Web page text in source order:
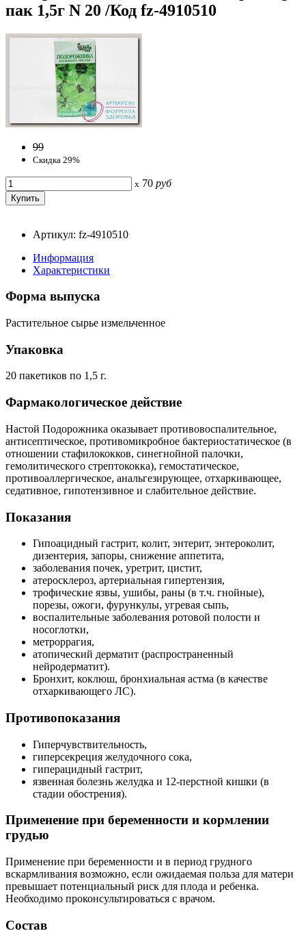
пак 1,5г N 20 /Код fz-4910510
99
Скидка 29%
x 70 руб
Артикул: fz-4910510
Информация
Характеристики
Форма выпуска
Растительное сырье измельченное
Упаковка
20 пакетиков по 1,5 г.
Фармакологическое действие
Настой Подорожника оказывает противовоспалительное,
антисептическое, противомикробное бактериостатическое (в
отношении стафилококков, синегнойной палочки,
гемолитического стрептококка), гемостатическое,
противоаллергическое, анальгезирующее, отхаркивающее,
седативное, гипотензивное и слабительное действие.
Показания
Гипоацидный гастрит, колит, энтерит, энтероколит,
дизентерия, запоры, снижение аппетита,
заболевания почек, уретрит, цистит,
атеросклероз, артериальная гипертензия,
трофические язвы, ушибы, раны (в т.ч. гнойные),
порезы, ожоги, фурункулы, угревая сыпь,
воспалительные заболевания ротовой полости и
носоглотки,
метроррагия,
атопический дерматит (распространенный
нейродерматит).
Бронхит, коклюш, бронхиальная астма (в качестве
отхаркивающего ЛС).
Противопоказания
Гиперчувствительность,
гиперсекреция желудочного сока,
гиперацидный гастрит,
язвенная болезнь желудка и 12-перстной кишки (в
стадии обострения).
Применение при беременности и кормлении
грудью
Применение при беременности и в период грудного
вскармливания возможно, если ожидаемая польза для матери
превышает потенциальный риск для плода и ребенка.
Необходимо проконсультироваться с врачом.
Состав